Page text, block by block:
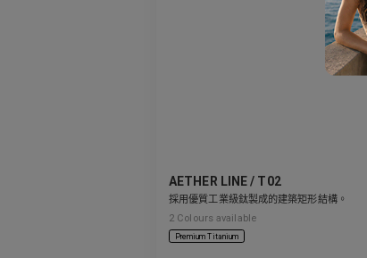
AETHER LINE / T02
採用優質工業級鈦製成的建築矩形結構。
2 Colours available
Premium Titanium